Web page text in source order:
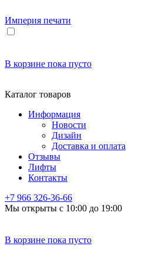
Империя печати
В корзине пока пусто
Каталог товаров
Информация
Новости
Дизайн
Доставка и оплата
Отзывы
Лифты
Контакты
+7 966 326-36-66
Мы открыты с 10:00 до 19:00
В корзине пока пусто